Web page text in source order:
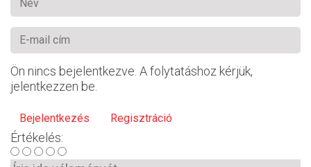
Ön nincs bejelentkezve. A folytatáshoz kérjük,
jelentkezzen be.
Bejelentkezés Regisztráció
Értékelés: